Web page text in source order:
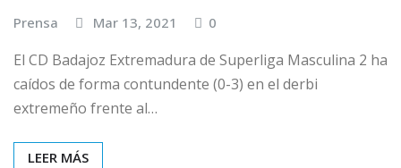
Prensa Mar 13, 2021 0
El CD Badajoz Extremadura de Superliga Masculina 2 ha
caídos de forma contundente (0-3) en el derbi
extremeño frente al…
LEER MÁS